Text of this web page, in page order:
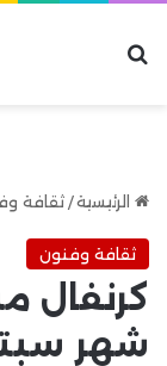
الرئيسية/ ثقافة
ثقافة وفنون
كرنفال
شهر